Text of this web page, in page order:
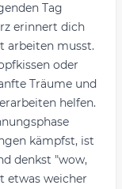
Tag
erinnert dich
arbeiten musst.
oder
Träume und
helfen.
kämpfst, ist
denkst "wow,
etwas weicher